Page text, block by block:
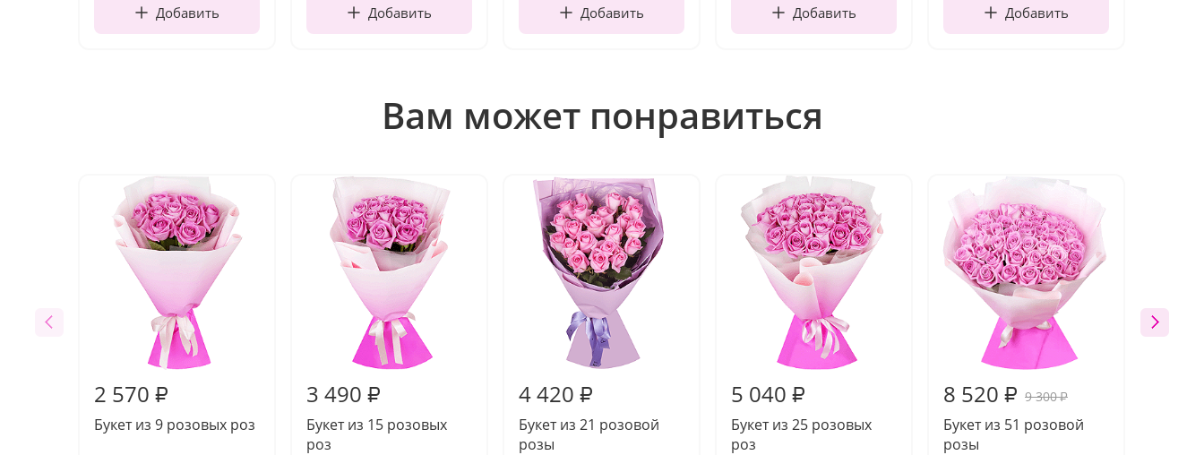
Добавить Добавить Добавить Добавить Добавить
Вам может понравиться
2 570 ₽
Букет из 9 розовых роз
3 490 ₽
Букет из 15 розовых
роз
4 420 ₽
Букет из 21 розовой
розы
5 040 ₽
Букет из 25 розовых
роз
8 520 ₽ 9 300₽
Букет из 51 розовой
розы